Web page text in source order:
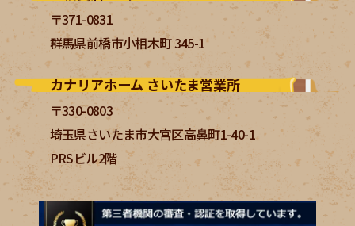
〒371-0831
群馬県前橋市小相木町 345-1
カナリアホーム さいたま営業所
〒330-0803
埼玉県さいたま市大宮区高鼻町1-40-1
PRSビル2階